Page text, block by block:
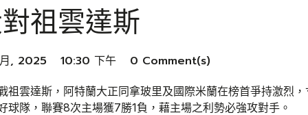
祖雲達斯
, 2025 10:30 下午 0 Comment(s)
祖雲達斯，阿特蘭大正同拿玻里及國際米蘭在榜首爭持激烈
球隊，聯賽8次主場獲7勝1負，藉主場之利勢必強攻對手。